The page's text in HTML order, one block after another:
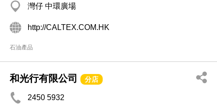
灣仔 中環廣場
http://CALTEX.COM.HK
石油產品
和光行有限公司 分店
2450 5932